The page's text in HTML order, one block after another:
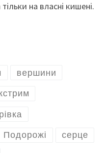
на власні кишені.
вершини
Подорожі серце